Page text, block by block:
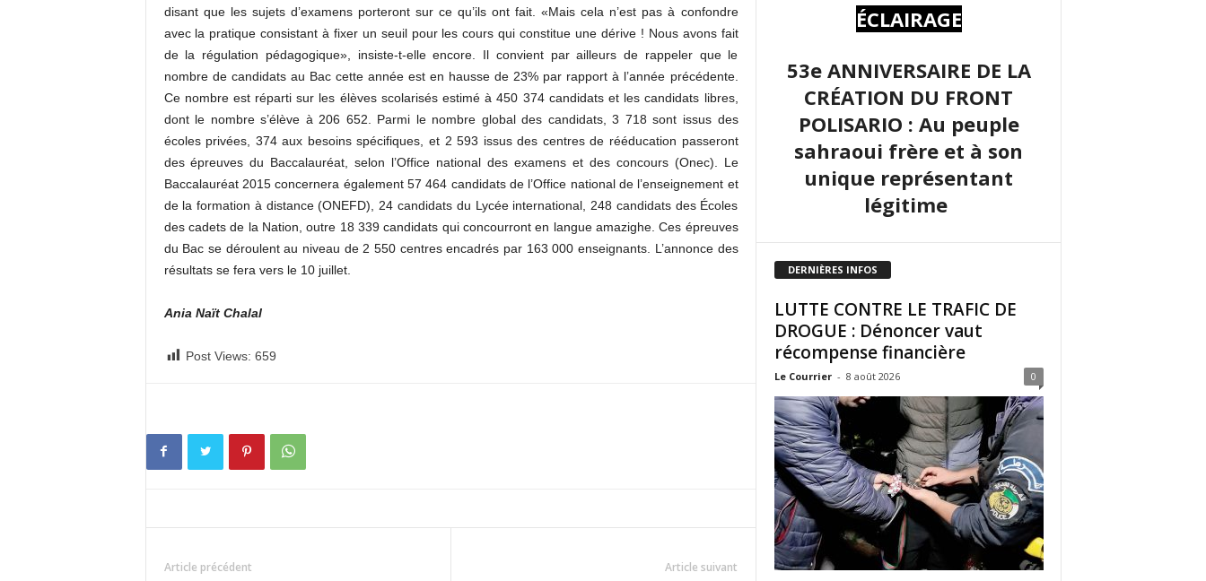
disant que les sujets d’examens porteront sur ce qu’ils ont fait. «Mais cela n’est pas à confondre
avec la pratique consistant à fixer un seuil pour les cours qui constitue une dérive ! Nous avons fait
de la régulation pédagogique», insiste-t-elle encore. Il convient par ailleurs de rappeler que le
nombre de candidats au Bac cette année est en hausse de 23% par rapport à l’année précédente.
Ce nombre est réparti sur les élèves scolarisés estimé à 450 374 candidats et les candidats libres,
dont le nombre s’élève à 206 652. Parmi le nombre global des candidats, 3 718 sont issus des
écoles privées, 374 aux besoins spécifiques, et 2 593 issus des centres de rééducation passeront
des épreuves du Baccalauréat, selon l’Office national des examens et des concours (Onec). Le
Baccalauréat 2015 concernera également 57 464 candidats de l’Office national de l’enseignement et
de la formation à distance (ONEFD), 24 candidats du Lycée international, 248 candidats des Écoles
des cadets de la Nation, outre 18 339 candidats qui concourront en langue amazighe. Ces épreuves
du Bac se déroulent au niveau de 2 550 centres encadrés par 163 000 enseignants. L’annonce des
résultats se fera vers le 10 juillet.
Ania Naït Chalal
Post Views: 659
Article précédent Article suivant
ÉCLAIRAGE
53e ANNIVERSAIRE DE LA
CRÉATION DU FRONT
POLISARIO : Au peuple
sahraoui frère et à son
unique représentant
légitime
DERNIÈRES INFOS
LUTTE CONTRE LE TRAFIC DE
DROGUE : Dénoncer vaut
récompense financière
Le Courrier - 8 août 2026 0